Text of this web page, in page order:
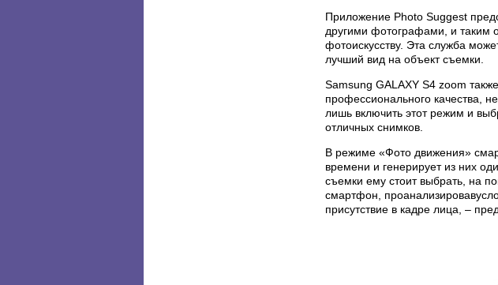
Приложение Photo Suggest
другими фотографами, и таким
фотоискусству. Эта служба
лучший вид на объект съемки.
Samsung GALAXY S4 zoom
профессионального качества,
лишь включить этот режим и
отличных снимков.
В режиме «Фото движения»
времени и генерирует из них
съемки ему стоит выбрать, на
смартфон,
присутствие в кадре лица, –